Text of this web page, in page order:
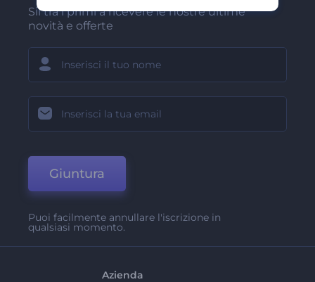
Sii tra i primi a ricevere le nostre ultime
novità e offerte
Giuntura
Puoi facilmente annullare l'iscrizione in
qualsiasi momento.
Azienda